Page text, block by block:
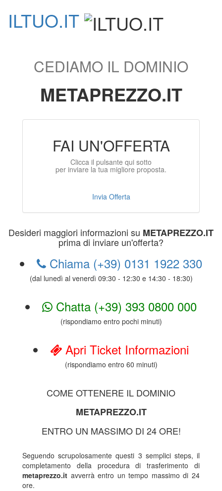
ILTUO.IT
CEDIAMO IL DOMINIO
METAPREZZO.IT
FAI UN'OFFERTA
Clicca il pulsante qui sotto
per inviare la tua migliore proposta.
Invia Offerta
Desideri maggiori informazioni su METAPREZZO.IT
prima di inviare un'offerta?
Chiama (+39) 0131 1922 330
(dal lunedì al venerdì 09:30 - 12:30 e 14:30 - 18:30)
Chatta (+39) 393 0800 000
(rispondiamo entro pochi minuti)
Apri Ticket Informazioni
(rispondiamo entro 60 minuti)
COME OTTENERE IL DOMINIO
METAPREZZO.IT
ENTRO UN MASSIMO DI 24 ORE!
Seguendo scrupolosamente questi 3 semplici steps, il
completamento della procedura di trasferimento di
metaprezzo.it avverrà entro un tempo massimo di 24
ore.